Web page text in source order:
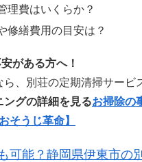
理費はいくらか？
修繕費用の目安は？
がある方へ！
ら、別荘の定期清掃サービ
ングの詳細を見るお掃除の
そうじ革命】
可能？静岡県伊東市の